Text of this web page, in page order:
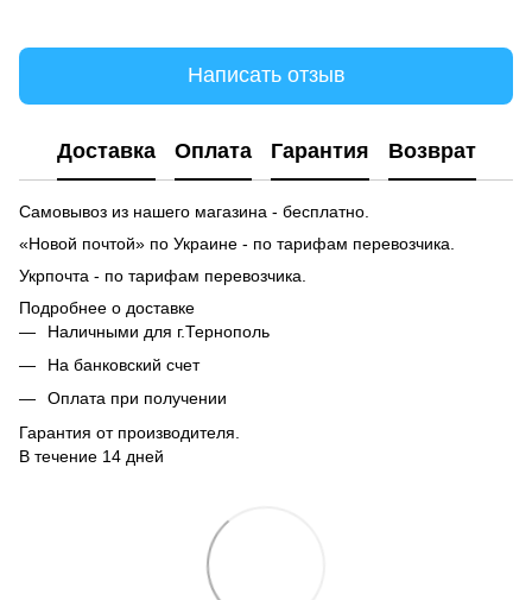
Написать отзыв
Доставка Оплата Гарантия Возврат
Самовывоз из нашего магазина - бесплатно.
«Новой почтой» по Украине - по тарифам перевозчика.
Укрпочта - по тарифам перевозчика.
Подробнее о доставке
Наличными для г.Тернополь
На банковский счет
Оплата при получении
Гарантия от производителя.
В течение 14 дней